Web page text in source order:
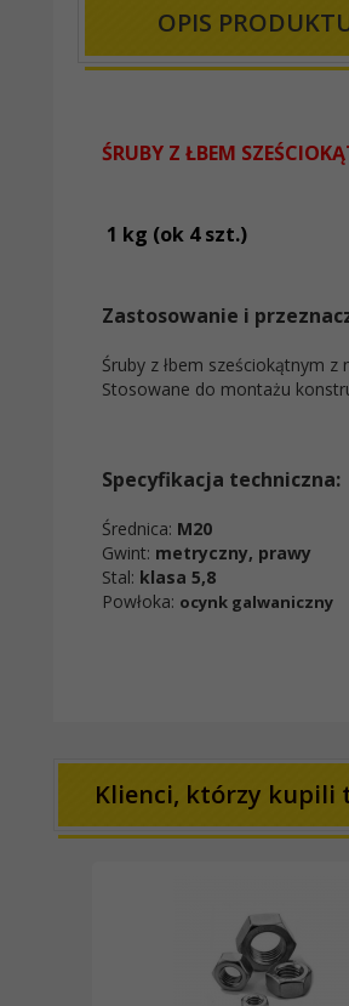
OPIS
ŚRUBY Z ŁBEM
1 kg (ok 4 szt.)
Zastosowanie i
Śruby z łbem sześciokątnym z
Stosowane do montażu
Specyfikacja techniczna:
Średnica: M20
Gwint: metryczny, prawy
Stal: klasa 5,8
Powłoka: ocynk galwaniczny
Klienci, którzy kupili